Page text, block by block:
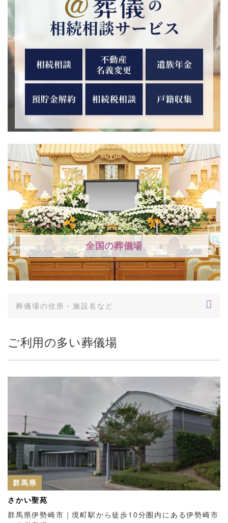
全国の葬儀場
ご利用の多い葬儀場
群馬県
さかい聖苑
群馬県伊勢崎市｜境町駅から徒歩10分圏内にある伊勢崎市